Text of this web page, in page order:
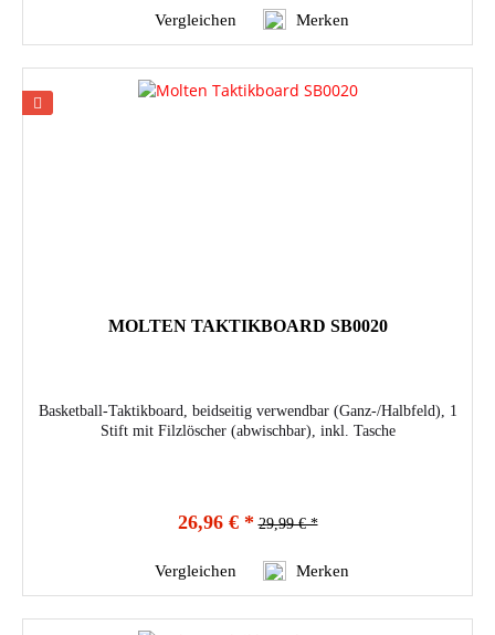
Vergleichen Merken
MOLTEN TAKTIKBOARD SB0020
Basketball-Taktikboard, beidseitig verwendbar (Ganz-/Halbfeld), 1
Stift mit Filzlöscher (abwischbar), inkl. Tasche
26,96 € * 29,99 € *
Vergleichen Merken